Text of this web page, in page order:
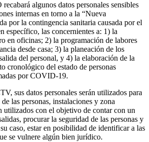
algunos datos personales sensibles
internas en torno a la “Nueva
por la contingencia sanitaria causada por el
específico, las concernientes a: 1) la
en oficinas; 2) la programación de labores
desde casa; 3) la planeación de los
del personal, y 4) la elaboración de la
cronológico del estado de personas
por COVID-19.
sus datos personales serán utilizados para
las personas, instalaciones y zona
utilizados con el objetivo de contar con un
procurar la seguridad de las personas y
caso, estar en posibilidad de identificar a las
se vulnere algún bien jurídico.